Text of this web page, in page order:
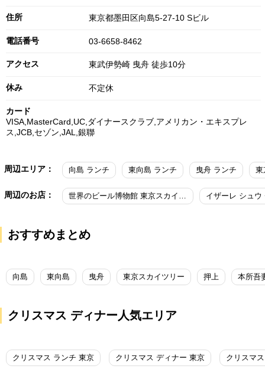
住所 東京都墨田区向島5-27-10 Sビル
電話番号 03-6658-8462
アクセス 東武伊勢崎 曳舟 徒歩10分
休み 不定休
カード
VISA,MasterCard,UC,ダイナースクラブ,アメリカン・エキスプレ
ス,JCB,セゾン,JAL,銀聯
周辺エリア： 向島 ランチ 東向島 ランチ 曳舟 ランチ 東
周辺のお店： 世界のビール博物館 東京スカイツリータウンソラマチ店
おすすめまとめ
向島 東向島 曳舟 東京スカイツリー 押上 本所吾
クリスマス ディナー人気エリア
クリスマス ランチ 東京 クリスマス ディナー 東京 クリスマ